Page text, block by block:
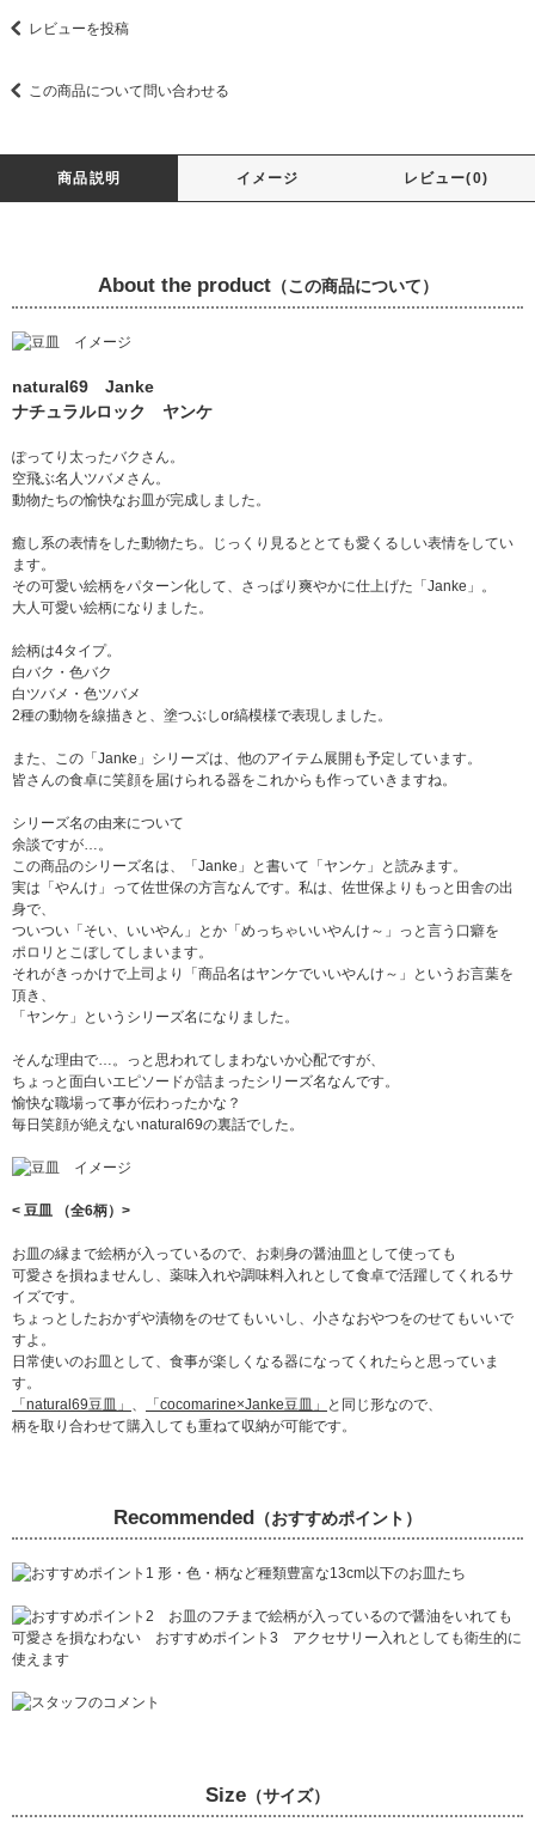
レビューを投稿
この商品について問い合わせる
商品説明 イメージ レビュー(0)
About the product（この商品について）
natural69 Janke
ナチュラルロック ヤンケ
ぽってり太ったバクさん。
空飛ぶ名人ツバメさん。
動物たちの愉快なお皿が完成しました。
癒し系の表情をした動物たち。じっくり見るととても愛くるしい表情をしてい
ます。
その可愛い絵柄をパターン化して、さっぱり爽やかに仕上げた「Janke」。
大人可愛い絵柄になりました。
絵柄は4タイプ。
白バク・色バク
白ツバメ・色ツバメ
2種の動物を線描きと、塗つぶしor縞模様で表現しました。
また、この「Janke」シリーズは、他のアイテム展開も予定しています。
皆さんの食卓に笑顔を届けられる器をこれからも作っていきますね。
シリーズ名の由来について
余談ですが…。
この商品のシリーズ名は、「Janke」と書いて「ヤンケ」と読みます。
実は「やんけ」って佐世保の方言なんです。私は、佐世保よりもっと田舎の出
身で、
ついつい「そい、いいやん」とか「めっちゃいいやんけ～」っと言う口癖を
ポロリとこぼしてしまいます。
それがきっかけで上司より「商品名はヤンケでいいやんけ～」というお言葉を
頂き、
「ヤンケ」というシリーズ名になりました。
そんな理由で…。っと思われてしまわないか心配ですが、
ちょっと面白いエピソードが詰まったシリーズ名なんです。
愉快な職場って事が伝わったかな？
毎日笑顔が絶えないnatural69の裏話でした。
< 豆皿 （全6柄）>
お皿の縁まで絵柄が入っているので、お刺身の醤油皿として使っても
可愛さを損ねませんし、薬味入れや調味料入れとして食卓で活躍してくれるサ
イズです。
ちょっとしたおかずや漬物をのせてもいいし、小さなおやつをのせてもいいで
すよ。
日常使いのお皿として、食事が楽しくなる器になってくれたらと思っていま
す。
「natural69豆皿」
「cocomarine×Janke豆皿」
と同じ形なので、
柄を取り合わせて購入しても重ねて収納が可能です。
Recommended （おすすめポイント）
Size （サイズ）